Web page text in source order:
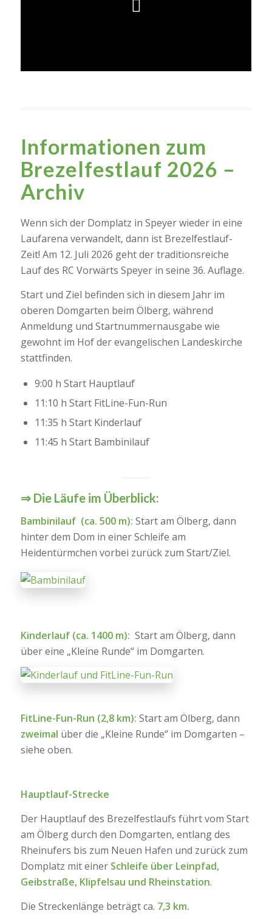
Informationen zum
Brezelfestlauf 2026 –
Archiv
Wenn sich der Domplatz in Speyer wieder in eine
Laufarena verwandelt, dann ist Brezelfestlauf-
Zeit! Am 12. Juli 2026 geht der traditionsreiche
Lauf des RC Vorwärts Speyer in seine 36. Auflage.
Start und Ziel befinden sich in diesem Jahr im
oberen Domgarten beim Ölberg, während
Anmeldung und Startnummernausgabe wie
gewohnt im Hof der evangelischen Landeskirche
stattfinden.
9:00 h Start Hauptlauf
11:10 h Start FitLine-Fun-Run
11:35 h Start Kinderlauf
11:45 h Start Bambinilauf
⇒ Die Läufe im Überblick:
Bambinilauf (ca. 500 m): Start am Ölberg, dann
hinter dem Dom in einer Schleife am
Heidentürmchen vorbei zurück zum Start/Ziel.
Kinderlauf (ca. 1400 m): Start am Ölberg, dann
über eine „Kleine Runde“ im Domgarten.
FitLine-Fun-Run (2,8 km): Start am Ölberg, dann
zweimal über die „Kleine Runde“ im Domgarten –
siehe oben.
Hauptlauf-Strecke
Der Hauptlauf des Brezelfestlaufs führt vom Start
am Ölberg durch den Domgarten, entlang des
Rheinufers bis zum Neuen Hafen und zurück zum
Domplatz mit einerSchleife über Leinpfad,
Geibstraße, Klipfelsau und Rheinstation.
Die Streckenlänge beträgt ca. 7,3 km.